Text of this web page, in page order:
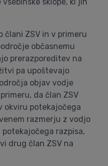
člani ZSV in v primeru
občasnemu
prerazporeditev na
pa upoštevajo
objav vodje
da član ZSV
okviru potekajočega
razmerju z vodjo
razpisa,
drug član ZSV na